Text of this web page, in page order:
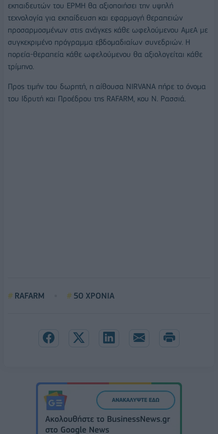
εκπαιδευτών του ΕΡΜΗ θα αξιοποιήσει την υψηλή
τεχνολογία για εκπαίδευση και εφαρμογή θεραπειών
προσαρμοσμένων στις ανάγκες κάθε ωφελούμενου ΑμεΑ με
συγκεκριμένο πρόγραμμα εβδομαδιαίων συνεδριών. Η
πορεία-θεραπεία κάθε ωφελούμενου θα αξιολογείται κάθε
τρίμηνο.
Προς τιμήν του δωρητή, η αίθουσα NIRVANA πήρε το όνομα
του Ιδρυτή και Προέδρου της RAFARM, κου Ν. Ρασσιά.
RAFARM 50 ΧΡΟΝΙΑ